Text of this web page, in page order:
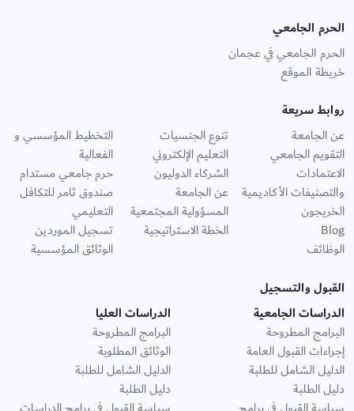
الحرم الجامعي
الحرم الجامعي في عجمان
خريطة الموقع
روابط سريعة
عن الجامعة
التقويم الجامعي
الاعتمادات
والتصنيفات الأكاديمية
الخريجون
Blog
الوظائف
تنوع الجنسيات
التعليم الإلكتروني
الشركاء الدوليون
عن الجامعة
المسؤولية المجتمعية
الخطة الاستراتيجية
التخطيط المؤسسي و
الفعالية
حرم جامعي مستدام
صندوق ثامر للتكافل
التعليمي
تسجيل الموردين
الوثائق المؤسسية
القبول والتسجيل
الدراسات الجامعية
البرامج المطروحة
إجراءات القبول العامة
الدليل الشامل للطلبة
دليل الطلبة
الدراسات العليا
البرامج المطروحة
الوثائق المطلوبة
الدليل الشامل للطلبة
دليل الطلبة